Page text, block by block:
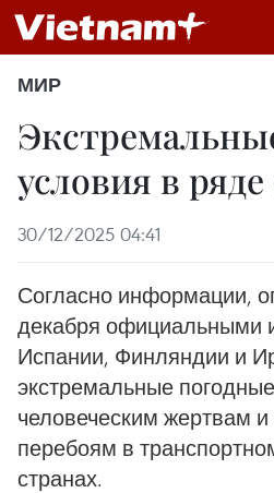
МИР
условия в
30/12/2025 04:41
Согласно информации,
декабря официальными
Испании, Финляндии и
экстремальные
человеческим жертвам
перебоям в
странах.